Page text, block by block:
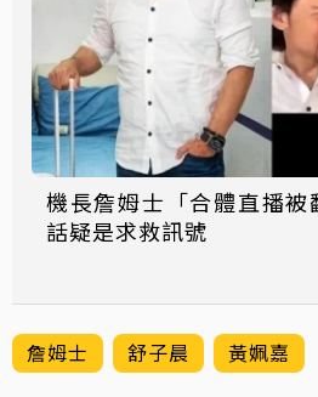
機長詹姆士「合體直播
話疑是求救訊號
詹姆士 舒子晨 黃姵嘉